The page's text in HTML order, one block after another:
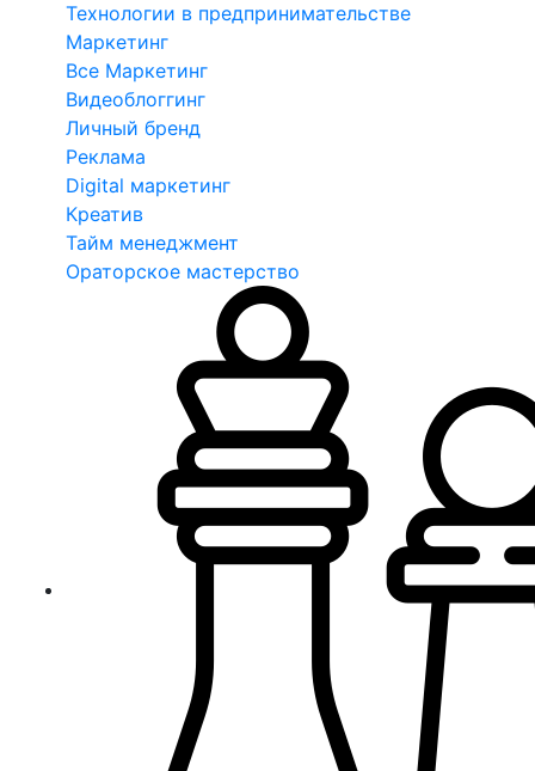
Технологии в предпринимательстве
Маркетинг
Все Маркетинг
Видеоблоггинг
Личный бренд
Реклама
Digital маркетинг
Креатив
Тайм менеджмент
Ораторское мастерство